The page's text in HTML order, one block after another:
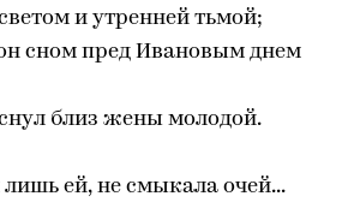
и утренней тьмой;
сном пред Ивановым днем
близ жены молодой.
лишь ей, не смыкала очей...